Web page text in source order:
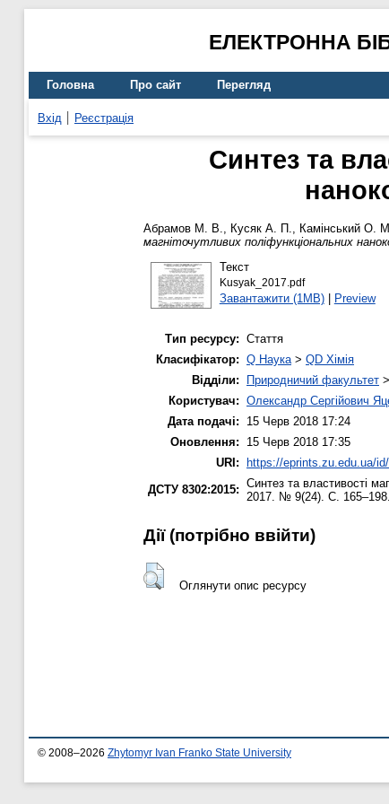
ЕЛЕКТРОННА
Головна Про сайт Перегляд
Вхід Реєстрація
Синтез та
Абрамов М. В., Кусяк А. П., Камінський О.
магніточутливих поліфункціональних
Текст
Kusyak_2017.pdf
Завантажити (1MB)| Preview
Тип ресурсу: Стаття
Класифікатор: Q Наука> QD Хімія
Відділи:
Природничий факультет >
Користувач: Олександр Сергійович
Дата подачі:
15 Черв 2018 17:24
Оновлення:
15 Черв 2018 17:35
URI:
https://eprints.zu.edu.ua/
ДСТУ 8302:2015: Синтез та властивості
2017. № 9(24). С.
Дії ​​(потрібно ввійти)
Оглянути опис ресурсу
© 2008–2026 Zhytomyr Ivan Franko State University